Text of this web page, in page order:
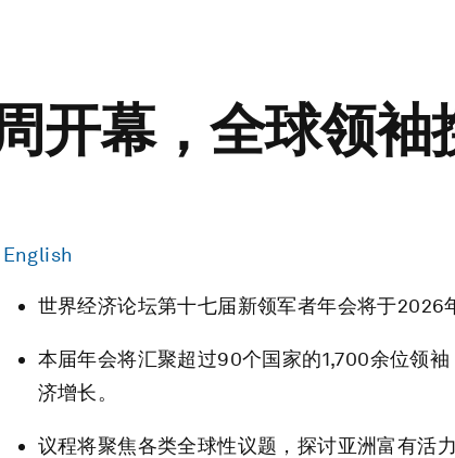
开幕，全球领袖
English
世界经济论坛第十七届新领军者年会将于2026
本届年会将汇聚超过90个国家的1,700余位领
济增长。
议程将聚焦各类全球性议题，探讨亚洲富有活